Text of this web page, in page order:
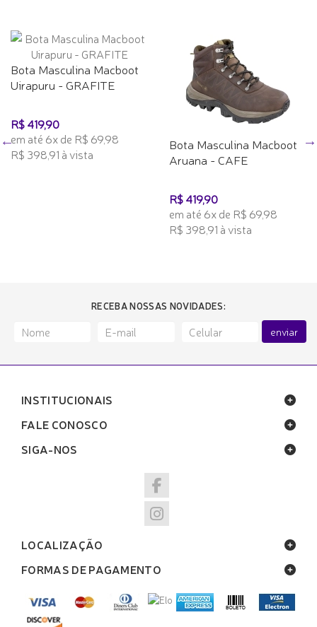
Bota Masculina Macboot
Uirapuru - GRAFITE
R$ 419,90
em até 6x de R$ 69,98
R$ 398,91 à vista
Bota Masculina Macboot
Aruana - CAFE
R$ 419,90
em até 6x de R$ 69,98
R$ 398,91 à vista
RECEBA NOSSAS NOVIDADES:
enviar
INSTITUCIONAIS
FALE CONOSCO
SIGA-NOS
LOCALIZAÇÃO
FORMAS DE PAGAMENTO